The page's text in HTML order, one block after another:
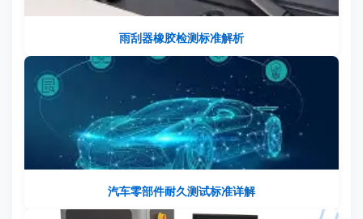
雨刮器橡胶检测标准解析
汽车零部件耐久测试标准详解